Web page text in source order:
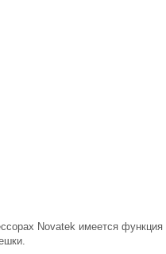
Novatek имеется функция